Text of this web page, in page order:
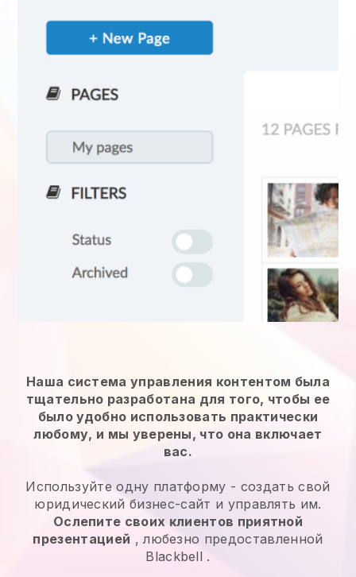
Наша система управления контентом была
тщательно разработана для того, чтобы ее
было удобно использовать практически
любому, и мы уверены, что она включает
вас.
Используйте одну платформу - создать свой
юридический бизнес-сайт и управлять им.
Ослепите своих клиентов приятной
презентацией , любезно предоставленной
Blackbell .